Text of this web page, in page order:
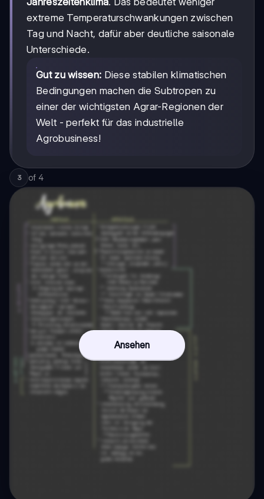
extreme Temperaturschwankungen zwischen
Tag und Nacht, dafür aber deutliche saisonale
Unterschiede.
Gut zu wissen: Diese stabilen klimatischen
Bedingungen machen die Subtropen zu
einer der wichtigsten Agrar-Regionen der
Welt - perfekt für das industrielle
Agrobusiness!
3 of 4
Ansehen